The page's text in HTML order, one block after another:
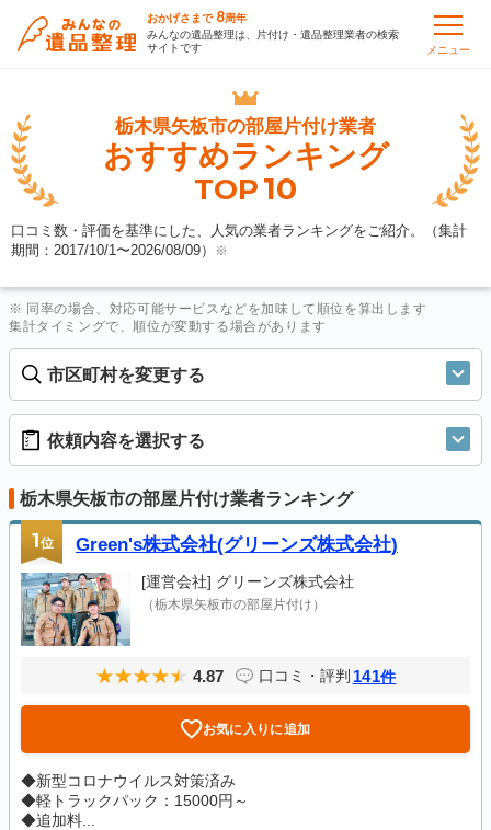
おかげさまで 8周年
みんなの遺品整理は、片付け・遺品整理業者の検索
サイトです
メニュー
栃木県矢板市の部屋片付け業者
おすすめランキング
TOP10
口コミ数・評価を基準にした、人気の業者ランキングをご紹介。（集計
期間：2017/10/1〜2026/08/09） ※
※ 同率の場合、対応可能サービスなどを加味して順位を算出します
集計タイミングで、順位が変動する場合があります
市区町村を変更する
依頼内容を選択する
栃木県矢板市の部屋片付け業者ランキング
1位 Green's株式会社(グリーンズ株式会社)
[運営会社] グリーンズ株式会社
（栃木県矢板市の部屋片付け）
4.87 口コミ・評判 141件
お気に入りに追加
◆新型コロナウイルス対策済み
◆軽トラックパック：15000円～
◆追加料...